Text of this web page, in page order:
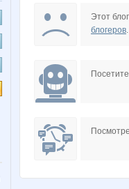
Fifo25 Irisko
Этот
блогеров.